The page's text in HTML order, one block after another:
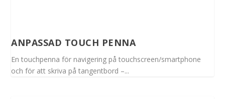
ANPASSAD TOUCH PENNA
En touchpenna för navigering på touchscreen/smartphone
och för att skriva på tangentbord –...